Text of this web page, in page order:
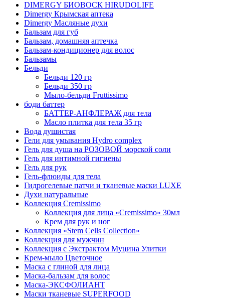
DIMERGY БИОВОСК HIRUDOLIFE
Dimergy Крымская аптека
Dimergy Масляные духи
Бальзам для губ
Бальзам, домашняя аптечка
Бальзам-кондиционер для волос
Бальзамы
Бельди
Бельди 120 гр
Бельди 350 гр
Мыло-бельди Fruttissimo
боди баттер
БАТТЕР-АНФЛЕРАЖ для тела
Масло плитка для тела 35 гр
Вода душистая
Гели для умывания Hydro complex
Гель для душа на РОЗОВОЙ морской соли
Гель для интимной гигиены
Гель для рук
Гель-флюиды для тела
Гидрогелевые патчи и тканевые маски LUXE
Духи натуральные
Коллекция Cremissimo
Коллекция для лица «Cremissimo» 30мл
Крем для рук и ног
Коллекция «Stem Cells Collection»
Коллекция для мужчин
Коллекция с Экстрактом Муцина Улитки
Крем-мыло Цветочное
Маска с глиной для лица
Маска-бальзам для волос
Маска-ЭКСФОЛИАНТ
Маски тканевые SUPERFOOD